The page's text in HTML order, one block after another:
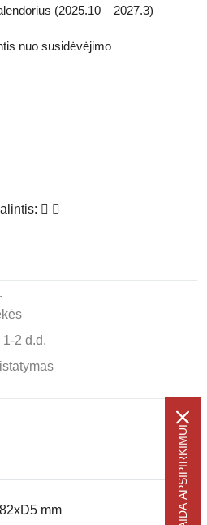
(2025.10 – 2027.3)
nuo susidėvėjimo
1-2 d.d.
mm